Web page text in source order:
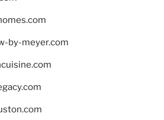
by-meyer.com